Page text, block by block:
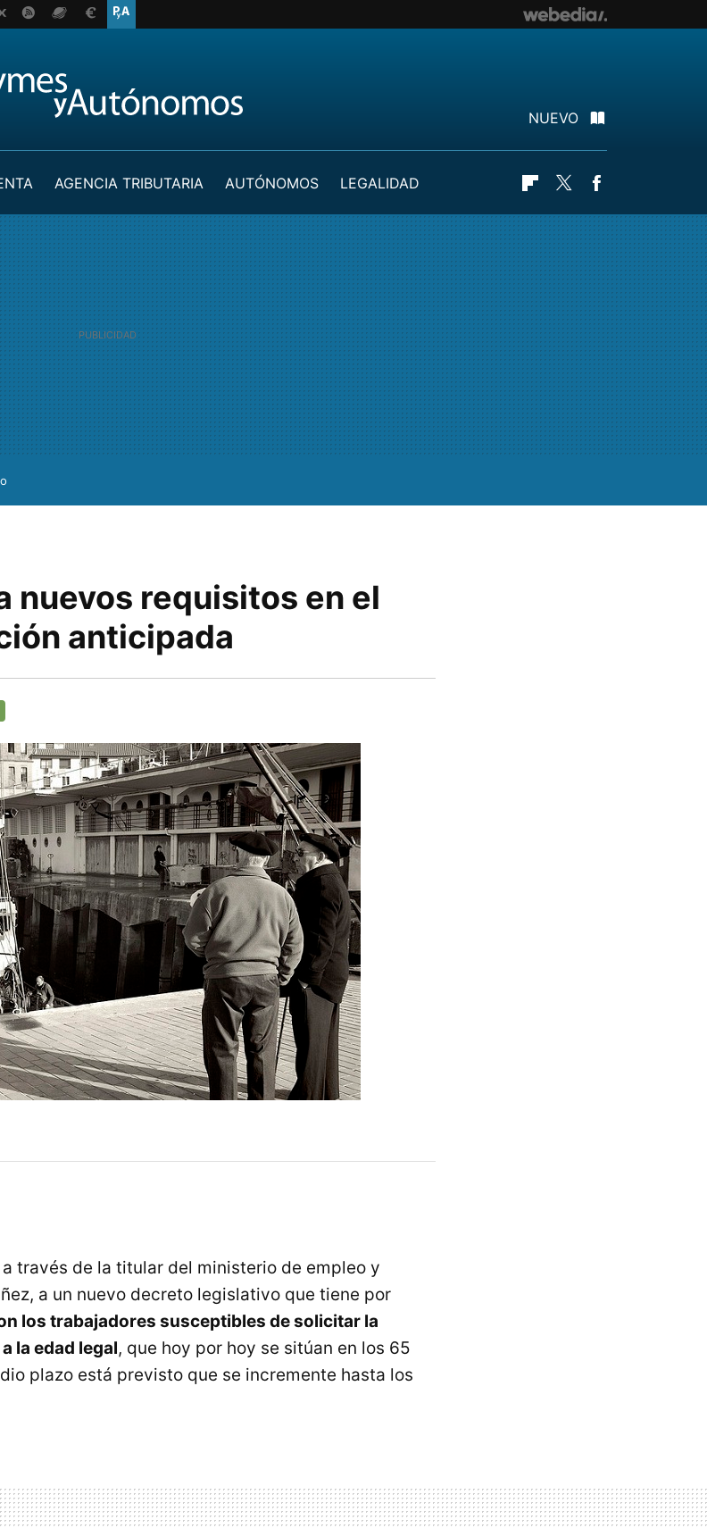
NUEVO
AGENCIA TRIBUTARIA AUTÓNOMOS
LEGALIDAD
Flipboard
Twitter
nuevos requisitos en el
anticipada
través de la titular del ministerio de empleo y
a un nuevo decreto legislativo que tiene por
los trabajadores susceptibles de solicitar la
la edad legal, que hoy por hoy se sitúan en los 65
plazo está previsto que se incremente hasta los